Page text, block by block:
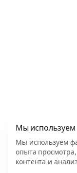
Мы
Мы используем
опыта
контента и